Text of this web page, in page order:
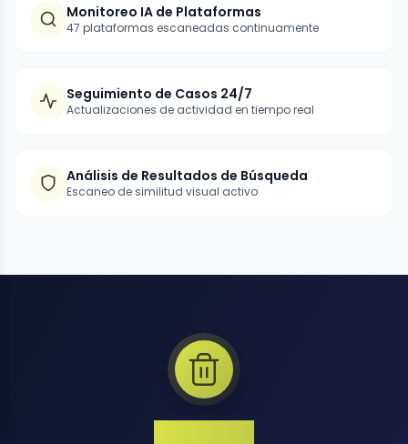
Monitoreo IA de Plataformas
47 plataformas escaneadas continuamente
Seguimiento de Casos 24/7
Actualizaciones de actividad en tiempo real
Análisis de Resultados de Búsqueda
Escaneo de similitud visual activo